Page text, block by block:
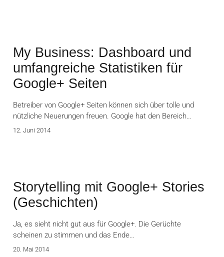
My Business: Dashboard und
umfangreiche Statistiken für
Google+ Seiten
Betreiber von Google+ Seiten können sich über tolle und
nützliche Neuerungen freuen. Google hat den Bereich…
12. Juni 2014
Storytelling mit Google+ Stories
(Geschichten)
Ja, es sieht nicht gut aus für Google+. Die Gerüchte
scheinen zu stimmen und das Ende…
20. Mai 2014